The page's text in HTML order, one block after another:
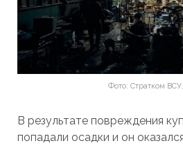
Фото: Стратком
В результате повреждения
попадали осадки и он